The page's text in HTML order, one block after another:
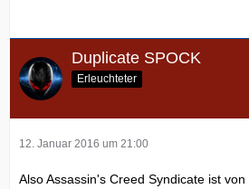
Duplicate SPOCK
Erleuchteter
12. Januar 2016 um 21:00
Also Assassin's Creed Syndicate ist